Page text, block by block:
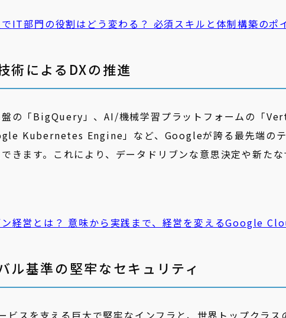
IT部門の役割はどう変わる？ 必須スキルと体制構築のポ
術によるDXの推進
盤の「BigQuery」、AI/機械学習プラットフォームの「
Kubernetes Engine」など、Googleが誇る最先端のテ
きます。これにより、データドリブンな意思決定や新た
経営とは？ 意味から実践まで、経営を変えるGoogle
ル基準の堅牢なセキュリティ
ビスを支える巨大で堅牢なインフラと、世界トップクラス